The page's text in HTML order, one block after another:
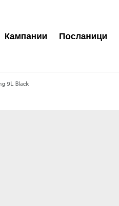
Кампании Посланици
9L Black